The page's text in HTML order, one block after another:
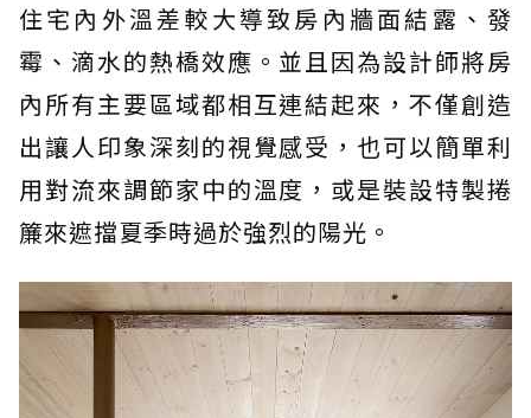
住宅內外溫差較大導致房內牆面結露、發
霉、滴水的熱橋效應。並且因為設計師將房
內所有主要區域都相互連結起來，不僅創造
出讓人印象深刻的視覺感受，也可以簡單利
用對流來調節家中的溫度，或是裝設特製捲
簾來遮擋夏季時過於強烈的陽光。